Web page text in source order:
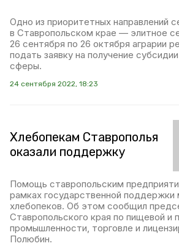
Одно из приоритетных направлений
в Ставропольском крае — элитное
26 сентября по 26 октября аграрии
подать заявку на получение
сферы.
24 сентября 2022, 18:23
Хлебопекам Ставрополья
оказали поддержку
Помощь ставропольским
рамках государственной поддержки
хлебопеков. Об этом сообщил
Ставропольского края по пищевой
промышленности, торговле и
Полюбин.